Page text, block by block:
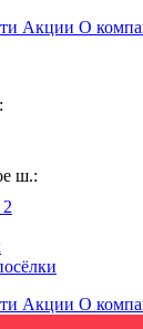
Акции О
ш.:
Акции О